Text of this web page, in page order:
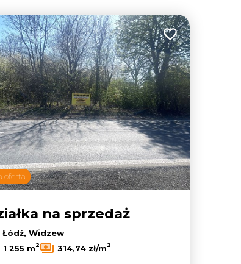
Leaflet| © OpenMapTiles
oferta
Dodaj do
na sprzedaż
Łódź, Widzew
1 255 m2 314,74 zł/m2